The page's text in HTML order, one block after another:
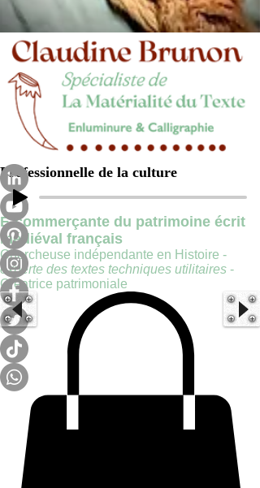
Professionnelle de la culture
E-commerçante du patrimoine écrit
médiéval français
Chercheuse indépendante en Histoire -
experte des textes techniques utilitaires -
Créatrice patrimoniale